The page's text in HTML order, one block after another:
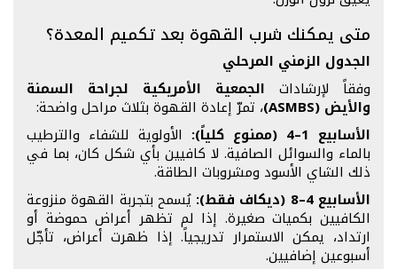
متى يمكنك شرب القهوة بعد تكميم المعدة؟
الجدول الزمني المرحلي
وفقاً لإرشادات الجمعية الأمريكية لجراحة السمنة
والأيض (ASMBS)
، تمرّ إعادة القهوة بثلاث مراحل واضحة:
الأسابيع 1–4 (ممنوع كلياً):
الأولوية للشفاء والترطيب
بالماء والسوائل الصافية. لا كافيين بأي شكل كان، بما في
ذلك الشاي الأسود ومشروبات الطاقة.
الأسابيع 4–8 (ديكاف فقط):
يُسمح بتجربة القهوة منزوعة
الكافيين بكميات صغيرة. إذا لم تظهر أعراض حموضة أو
ارتداد، يمكن الاستمرار تدريجياً. إذا ظهرت أعراض، تأجّل
أسبوعين إضافيين.